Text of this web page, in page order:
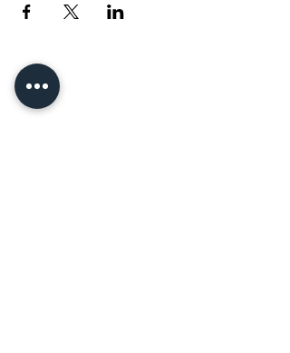
näkemyksissä perää vai onko hän vain